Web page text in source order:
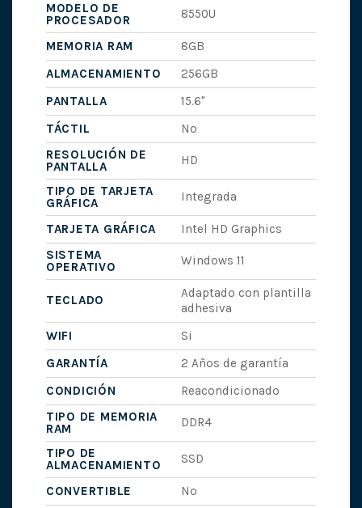
MODELO DE
PROCESADOR
8550U
MEMORIA RAM
8GB
ALMACENAMIENTO
256GB
PANTALLA
15.6"
TÁCTIL
No
RESOLUCIÓN DE
PANTALLA
HD
TIPO DE TARJETA
GRÁFICA
Integrada
TARJETA GRÁFICA
Intel HD Graphics
SISTEMA
OPERATIVO
Windows 11
TECLADO
Adaptado con plantilla
adhesiva
WIFI
Si
GARANTÍA
2 Años de garantía
CONDICIÓN
Reacondicionado
TIPO DE MEMORIA
RAM
DDR4
TIPO DE
ALMACENAMIENTO
SSD
CONVERTIBLE
No